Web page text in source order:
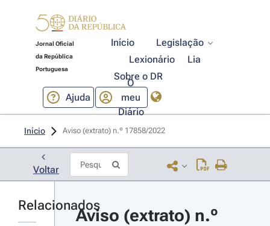
Jornal Oficial
da República
Portuguesa
Início
Legislação
Lexionário
Lia
Sobre o DR
Ajuda
O
meu
Diário
Início Aviso (extrato) n.º 17858/2022
Voltar
Relacionados
Aviso (extrato) n.º